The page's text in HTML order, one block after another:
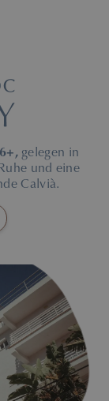
gelegen in
und eine
Calvià.